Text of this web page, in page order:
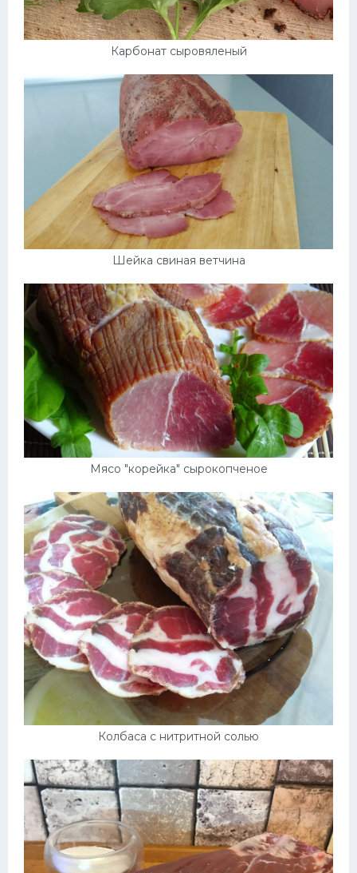
Карбонат сыровяленый
Шейка свиная ветчина
Мясо "корейка" сырокопченое
Колбаса с нитритной солью